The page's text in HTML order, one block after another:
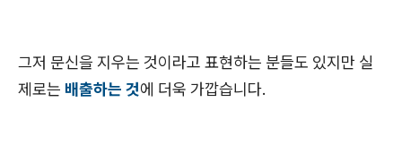
그저 문신을 지우는 것이라고 표현하는 분들도 있지만 실
제로는 배출하는 것에 더욱 가깝습니다.